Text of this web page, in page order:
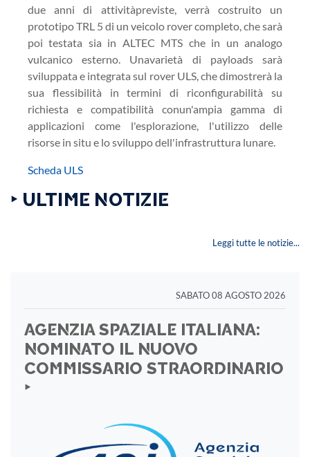
due anni di attivitàpreviste, verrà costruito un
prototipo TRL 5 di un veicolo rover completo, che sarà
poi testata sia in ALTEC MTS che in un analogo
vulcanico esterno. Unavarietà di payloads sarà
sviluppata e integrata sul rover ULS, che dimostrerà la
sua flessibilità in termini di riconfigurabilità su
richiesta e compatibilità conun'ampia gamma di
applicazioni come l'esplorazione, l'utilizzo delle
risorse in situ e lo sviluppo dell'infrastruttura lunare.
Scheda ULS
‣ ULTIME NOTIZIE
Leggi tutte le notizie...
SABATO 08 AGOSTO 2026
AGENZIA SPAZIALE ITALIANA:
NOMINATO IL NUOVO
COMMISSARIO STRAORDINARIO
‣